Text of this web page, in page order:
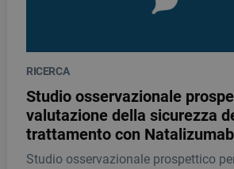
RICERCA
Studio osservazionale
valutazione della sicurezza
trattamento con Natalizumab
Studio osservazionale prospettico